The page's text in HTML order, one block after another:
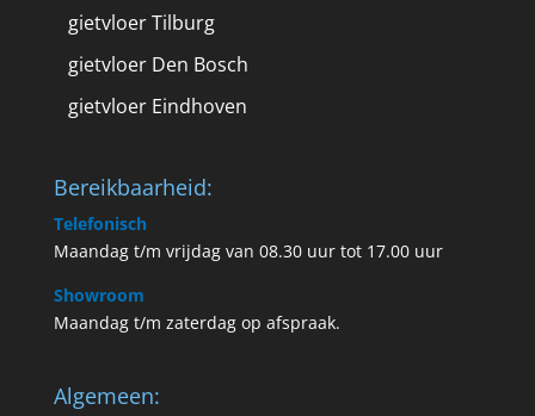
gietvloer Tilburg
gietvloer Den Bosch
gietvloer Eindhoven
Bereikbaarheid:
Telefonisch
Maandag t/m vrijdag van 08.30 uur tot 17.00 uur
Showroom
Maandag t/m zaterdag op afspraak.
Algemeen: